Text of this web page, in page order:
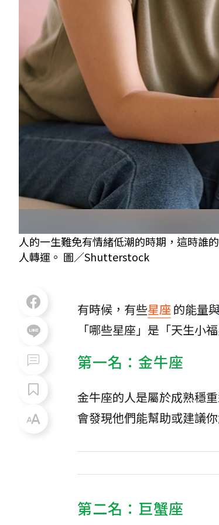
人的一生難免有情緒低潮的時期，這時誰
人轉運。 圖／Shutterstock
有時候，有些星座的能量
「哪些星座」是「天生小
第一名：金牛座
金牛座的人是屬於成熟穩
會發現他們能幫助或建議
第二名：巨蟹座